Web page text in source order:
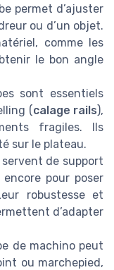
permet d’ajuster
ou d’un objet.
comme les
le bon angle
sont essentiels
(calage rails),
fragiles. Ils
sur le plateau.
de support
pour poser
robustesse et
d’adapter
de machino peut
ou marchepied,